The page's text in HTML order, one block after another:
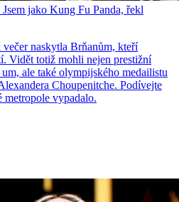
jako Kung Fu Panda, řekl
naskytla Brňanům, kteří
Vidět totiž mohli nejen prestižní
ale také olympijského medailistu
Choupenitche. Podívejte
metropole vypadalo.